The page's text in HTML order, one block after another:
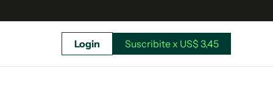
Login Suscribite x US$ 3,45